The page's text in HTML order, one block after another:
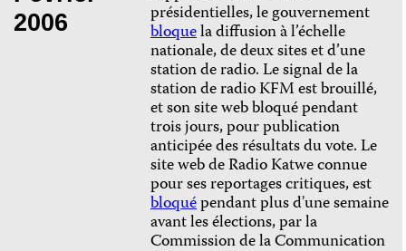
2006
présidentielles, le gouvernement
bloquela diffusion à l’échelle
nationale, de deux sites et d’une
station de radio. Le signal de la
station de radio KFM est brouillé,
et son site web bloqué pendant
trois jours, pour publication
anticipée des résultats du vote. Le
site web de Radio Katwe connue
pour ses reportages critiques, est
bloquépendant plus d'une semaine
avant les élections, par la
Commission de la Communication